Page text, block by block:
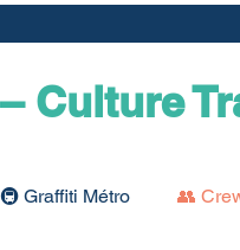
Culture
🚇 Graffiti Métro 👥